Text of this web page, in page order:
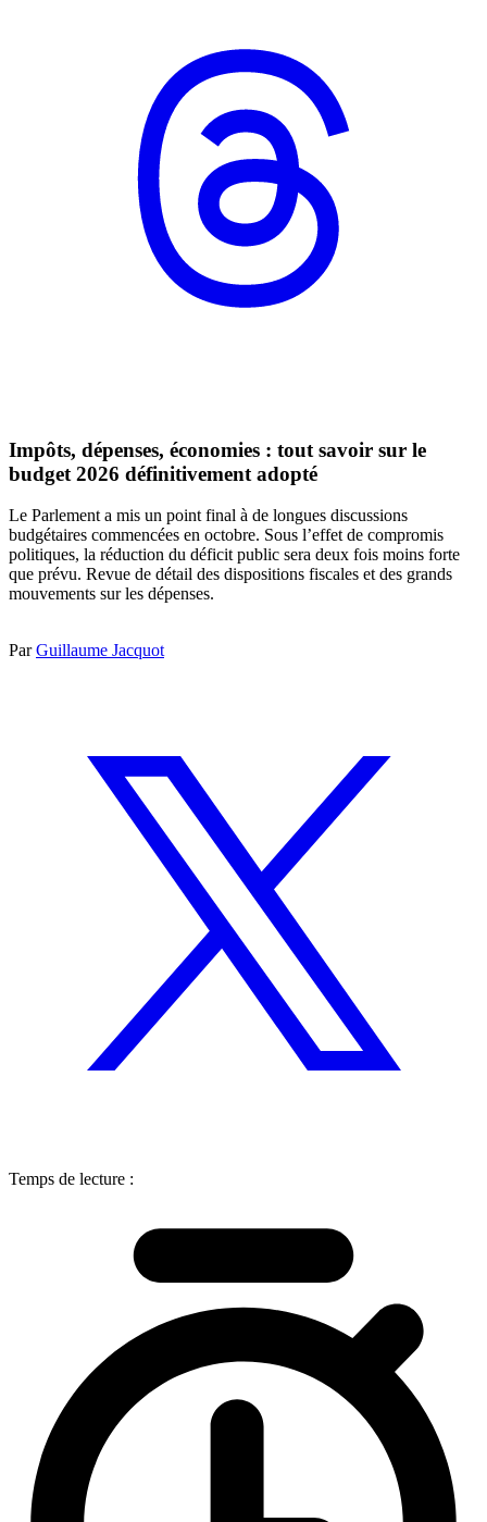
Impôts, dépenses, économies : tout savoir sur le
budget 2026 définitivement adopté
Le Parlement a mis un point final à de longues discussions
budgétaires commencées en octobre. Sous l’effet de compromis
politiques, la réduction du déficit public sera deux fois moins forte
que prévu. Revue de détail des dispositions fiscales et des grands
mouvements sur les dépenses.
ParGuillaume Jacquot
Temps de lecture :